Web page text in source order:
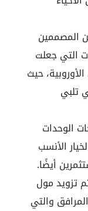
المصممين
التي جعلت
حيث
تلبي
الوحدات
الأنسب
أيضًا.
تزويد مول
والمرافق والتي